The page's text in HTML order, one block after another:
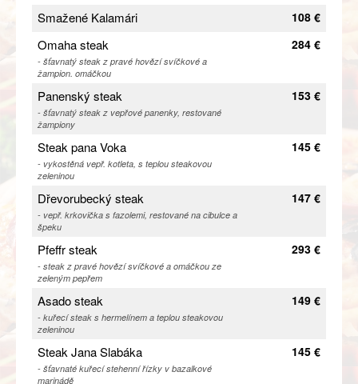
Smažené Kalamári 108 €
Omaha steak
- šťavnatý steak z pravé hovězí svíčkové a
žampion. omáčkou
284 €
Panenský steak
- šťavnatý steak z vepřové panenky, restované
žampiony
153 €
Steak pana Voka
- vykostěná vepř. kotleta, s teplou steakovou
zeleninou
145 €
Dřevorubecký steak
- vepř. krkovička s fazolemi, restované na cibulce a
špeku
147 €
Pfeffr steak
- steak z pravé hovězí svíčkové a omáčkou ze
zeleným pepřem
293 €
Asado steak
- kuřecí steak s hermelínem a teplou steakovou
zeleninou
149 €
Steak Jana Slabáka
- šťavnaté kuřecí stehenní řízky v bazalkové
marinádě
145 €